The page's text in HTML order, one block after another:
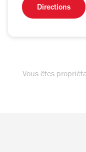
Directions
Vous êtes